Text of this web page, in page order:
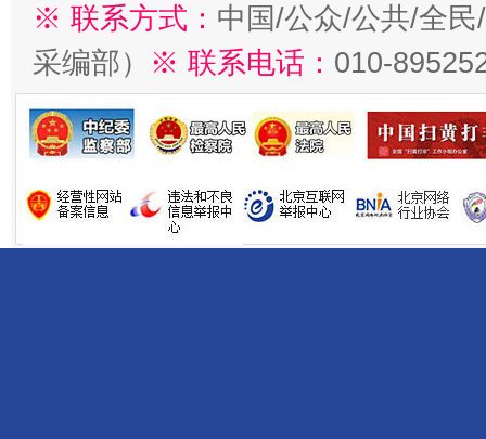
※ 联系方式： 中国/公众/公共/全
采编部） ※ 联系电话： 010-